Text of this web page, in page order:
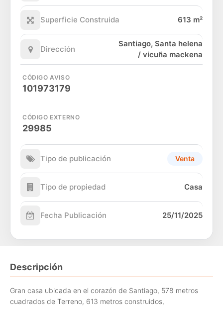
Superficie Construida 613 m²
Dirección
Santiago, Santa helena
/ vicuña mackena
CÓDIGO AVISO
101973179
CÓDIGO EXTERNO
29985
Tipo de publicación Venta
Tipo de propiedad Casa
Fecha Publicación 25/11/2025
Descripción
Gran casa ubicada en el corazón de Santiago, 578 metros
cuadrados de Terreno, 613 metros construidos,